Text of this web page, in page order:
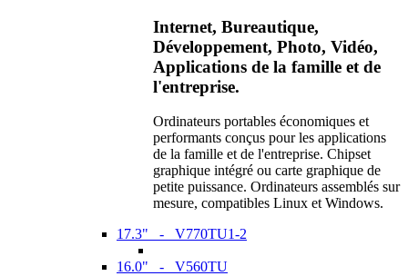
Internet, Bureautique,
Développement, Photo, Vidéo,
Applications de la famille et de
l'entreprise.
Ordinateurs portables économiques et
performants conçus pour les applications
de la famille et de l'entreprise. Chipset
graphique intégré ou carte graphique de
petite puissance. Ordinateurs assemblés sur
mesure, compatibles Linux et Windows.
17.3" - V770TU1-2
16.0" - V560TU